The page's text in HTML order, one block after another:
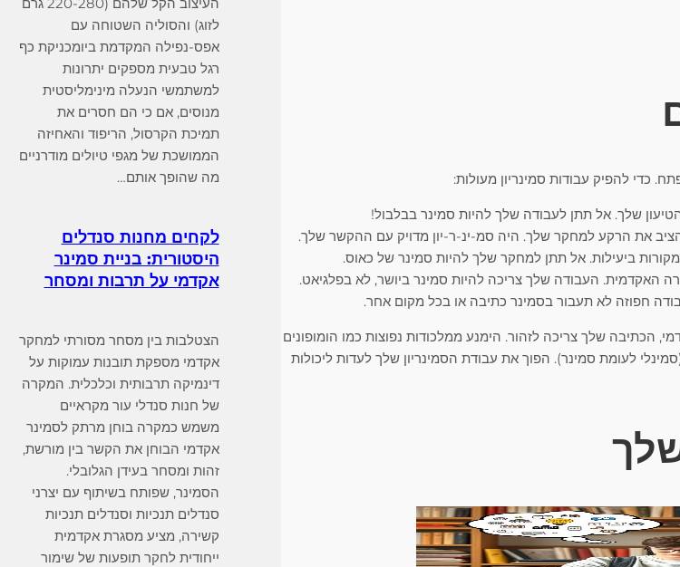
כדי להפיק עבודות סמינריון מעולות:
שלך. אל תתן לעבודה שלך להיות סמינר בבלבול!
את הרקע למחקר שלך. היה סמ-ינ-ר-יון מדויק עם ההקשר שלך.
ביעילות. אל תתן למחקר שלך להיות סמינר של כאוס.
האקדמית. העבודה שלך צריכה להיות סמינר ביושר, לא בפלגיאט.
חפוזה לא תעבור בסמינר כתיבה או בכל מקום אחר.
הכתיבה שלך צריכה לזהור. הימנע ממלכודות נפוצות כמו הומופונים
לעומת סמינר). הפוך את עבודת הסמינריון שלך לעדות ליכולות
לזוג) והסוליה השטוחה עם
אפס-נפילה המקדמת ביומכניקת כף
רגל טבעית מספקים יתרונות
למשתמשי הנעלה מינימליסטית
מנוסים, אם כי הם חסרים את
תמיכת הקרסול, הריפוד והאחיזה
הממושכת של מגפי טיולים מודרניים
מה שהופך אותם…
לקחים מחנות סנדלים
היסטורית: בניית סמינר
אקדמי על תרבות ומסחר
הצטלבות בין מסחר מסורתי למחקר
אקדמי מספקת תובנות עמוקות על
דינמיקה תרבותית וכלכלית. המקרה
של חנות סנדלי עור מקראיים
משמש כמקרה בוחן מרתק לסמינר
אקדמי הבוחן את הקשר בין מורשת,
זהות ומסחר בעידן הגלובלי.
הסמינר, שפותח בשיתוף עם יצרני
סנדלים תנכיות וסנדלים תנכיות
קשירה, מציע מסגרת אקדמית
ייחודית לחקר תופעות של שימור